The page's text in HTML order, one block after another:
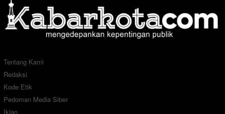
Tentang Kami
Redaksi
Kode Etik
Pedoman Media Siber
Iklan